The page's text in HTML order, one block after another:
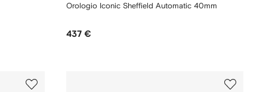
Orologio Iconic Sheffield Automatic 40mm
437 €